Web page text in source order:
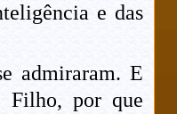
e das
admiraram. E
Filho, por que